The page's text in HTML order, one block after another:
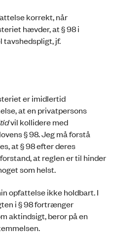
korrekt, når
hævder, at § 98 i
tavshedspligt, jf.
er imidlertid
at en privatpersons
vil kollidere med
§ 98. Jeg må forstå
at § 98 efter deres
at reglen er til hinder
som helst.
opfattelse ikke holdbart. I
i § 98 fortrænger
aktindsigt, beror på en